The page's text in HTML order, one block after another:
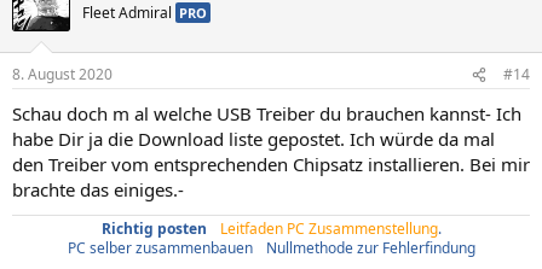
Fleet Admiral PRO
8. August 2020 #14
Schau doch m al welche USB Treiber du brauchen kannst- Ich
habe Dir ja die Download liste gepostet. Ich würde da mal
den Treiber vom entsprechenden Chipsatz installieren. Bei mir
brachte das einiges.-
Richtig posten Leitfaden PC Zusammenstellung.
PC selber zusammenbauen
Nullmethode zur Fehlerfindung